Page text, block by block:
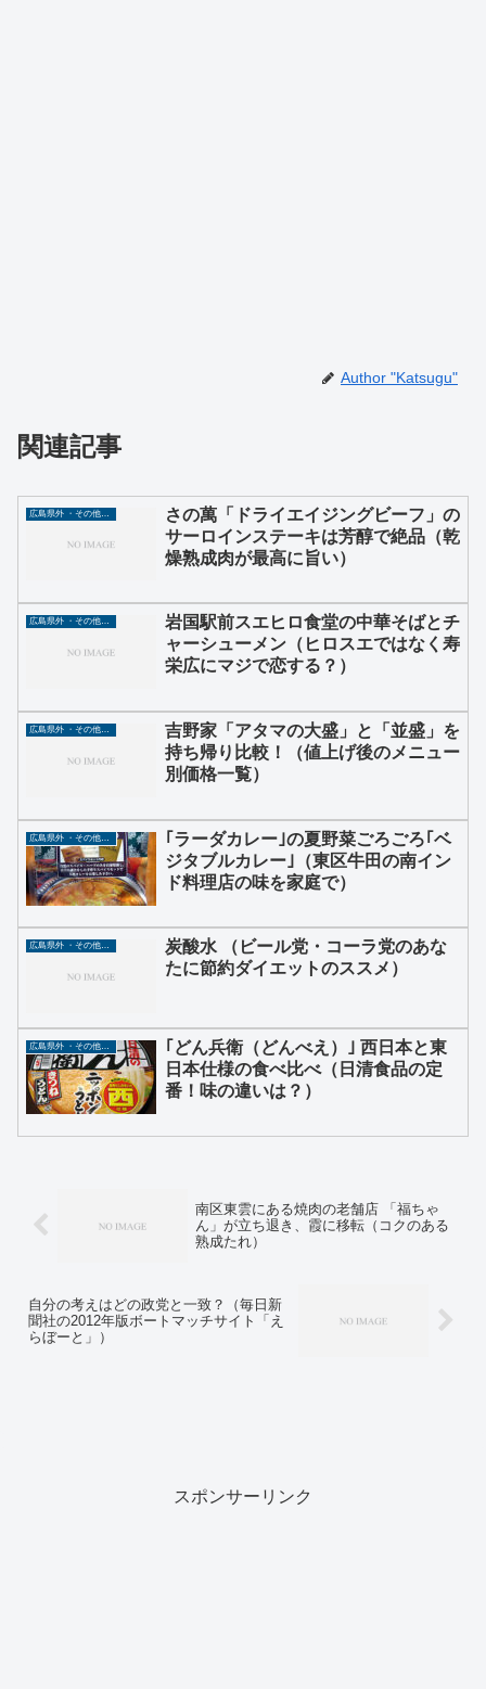
Author "Katsugu"
関連記事
さの萬「ドライエイジングビーフ」の
サーロインステーキは芳醇で絶品（乾
燥熟成肉が最高に旨い）
広島県外 ・その他グルメ
岩国駅前スエヒロ食堂の中華そばとチ
ャーシューメン（ヒロスエではなく寿
栄広にマジで恋する？）
広島県外 ・その他グルメ
吉野家「アタマの大盛」と「並盛」を
持ち帰り比較！（値上げ後のメニュー
別価格一覧）
｢ラーダカレー｣の夏野菜ごろごろ｢ベ
ジタブルカレー｣（東区牛田の南イン
ド料理店の味を家庭で）
広島県外 ・その他グルメ
炭酸水 （ビール党・コーラ党のあな
たに節約ダイエットのススメ）
広島県外 ・その他グルメ
｢どん兵衛（どんべえ）｣ 西日本と東
日本仕様の食べ比べ（日清食品の定
番！味の違いは？）
南区東雲にある焼肉の老舗店 「福ちゃ
ん」が立ち退き、霞に移転（コクのある
熟成たれ）
自分の考えはどの政党と一致？（毎日新
聞社の2012年版ボートマッチサイト「え
らぼーと」）
スポンサーリンク